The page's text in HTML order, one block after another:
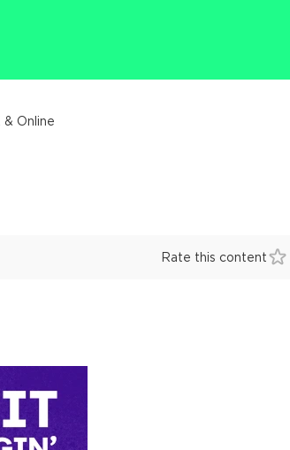
& Online
Rate this content